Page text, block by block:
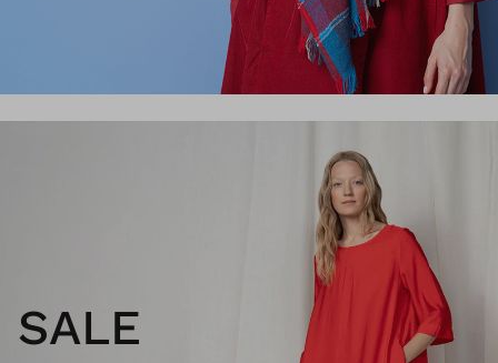
SALE